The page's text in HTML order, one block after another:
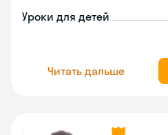
Уроки для детей
Читать дальше